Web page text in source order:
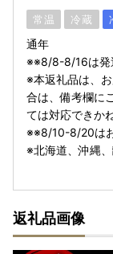
常温 冷蔵
通年
※※8/8-8/16は発
※本返礼品は、
合は、備考欄に
ては対応できか
※※8/10-8/20は
※北海道、沖縄
返礼品画像